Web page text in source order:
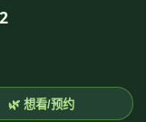
🌿 想看/预约